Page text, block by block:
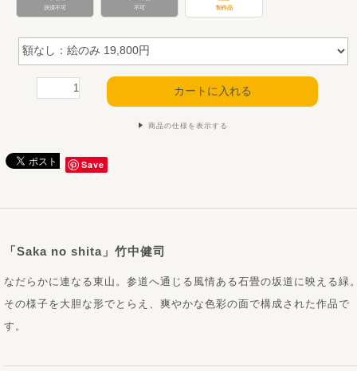
決済不可
不可
制作品
商品の仕様を表示する
Save
「Saka no shita」竹中健司
なだらかに連なる東山。参道へ通じる風情ある石畳の坂道に映える緑
その様子を大胆な形でとらえ、爽やかな色彩の面で構成された作品で
す。